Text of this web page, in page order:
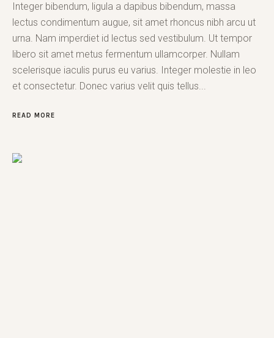
Integer bibendum, ligula a dapibus bibendum, massa
lectus condimentum augue, sit amet rhoncus nibh arcu ut
urna. Nam imperdiet id lectus sed vestibulum. Ut tempor
libero sit amet metus fermentum ullamcorper. Nullam
scelerisque iaculis purus eu varius. Integer molestie in leo
et consectetur. Donec varius velit quis tellus...
READ MORE